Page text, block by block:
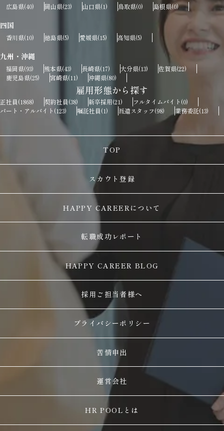
広島県(40) 岡山県(23) 山口県(1) 鳥取県(0) 島根県(0)
四国
香川県(10) 徳島県(5) 愛媛県(15) 高知県(5)
九州・沖縄
福岡県(93) 熊本県(43) 長崎県(17) 大分県(13) 佐賀県(22)
鹿児島県(25) 宮崎県(11) 沖縄県(80)
雇用形態から探す
正社員(1868) 契約社員(38) 新卒採用(21) フルタイムバイト (0)
パート・アルバイト (123) 嘱託社員(1) 派遣スタッフ(98) 業務委託(13)
TOP
スカウト登録
HAPPY CAREERについて
転職成功レポート
HAPPY CAREER BLOG
採用ご担当者様へ
プライバシーポリシー
苦情申出
運営会社
HR POOLとは